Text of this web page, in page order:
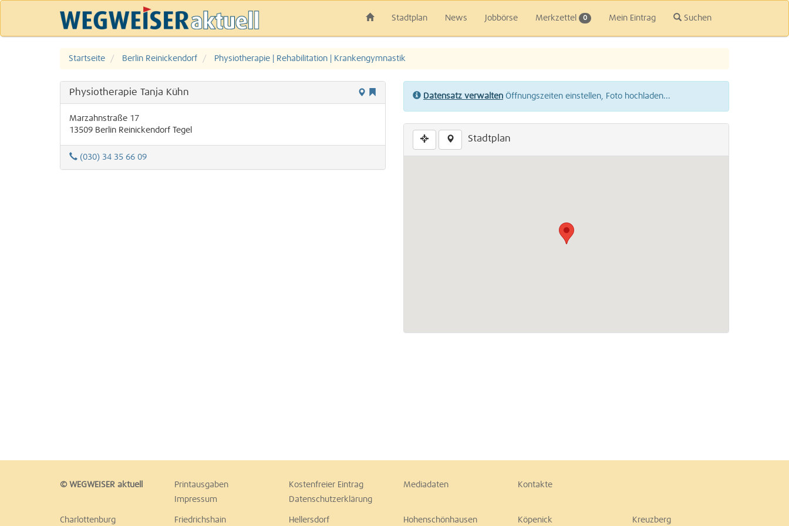
Stadtplan News Jobbörse Merkzettel 0 Mein Eintrag Suchen
Startseite Berlin Reinickendorf Physiotherapie | Rehabilitation | Krankengymnastik
Physiotherapie Tanja Kühn
Marzahnstraße 17
13509 Berlin Reinickendorf Tegel
(030) 34 35 66 09
Datensatz verwalten Öffnungszeiten einstellen, Foto hochladen...
Stadtplan
© WEGWEISER aktuell Printausgaben Kostenfreier Eintrag Mediadaten
Kontakte
Impressum
Datenschutzerklärung
Charlottenburg Friedrichshain Hellersdorf Hohenschönhausen Köpenick Kreuzberg